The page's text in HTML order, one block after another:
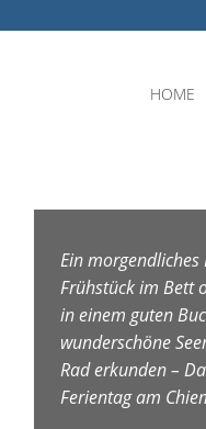
HOME
Ein morgendliches
Frühstück im Bett
in einem guten
wunderschöne
Rad erkunden –
Ferientag am